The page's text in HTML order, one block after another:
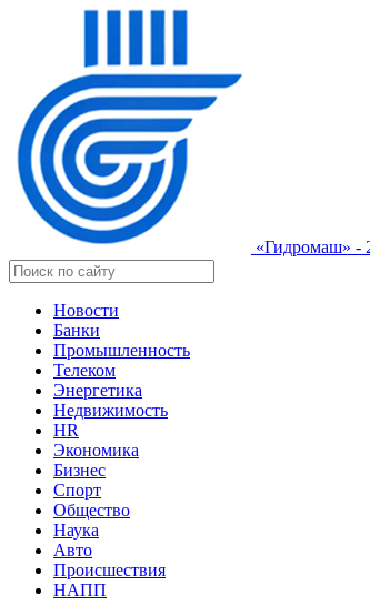
«Гидромаш» -
Новости
Банки
Промышленность
Телеком
Энергетика
Недвижимость
HR
Экономика
Бизнес
Спорт
Общество
Наука
Авто
Происшествия
НАПП